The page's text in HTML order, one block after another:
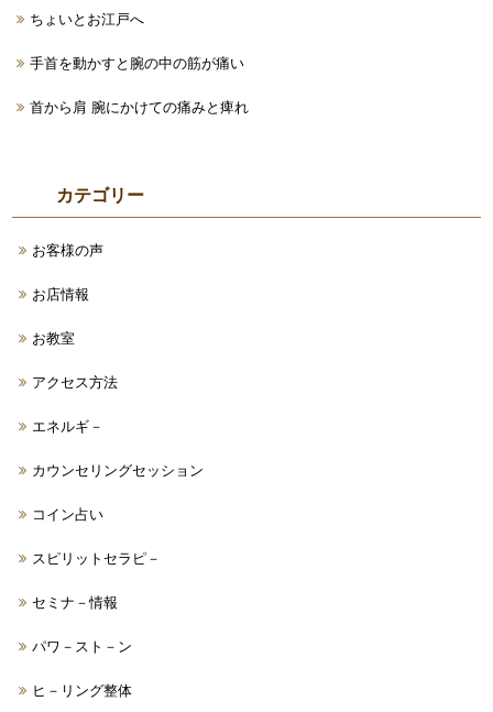
ちょいとお江戸へ
手首を動かすと腕の中の筋が痛い
首から肩 腕にかけての痛みと痺れ
カテゴリー
お客様の声
お店情報
お教室
アクセス方法
エネルギ－
カウンセリングセッション
コイン占い
スピリットセラピ－
セミナ－情報
パワ－スト－ン
ヒ－リング整体